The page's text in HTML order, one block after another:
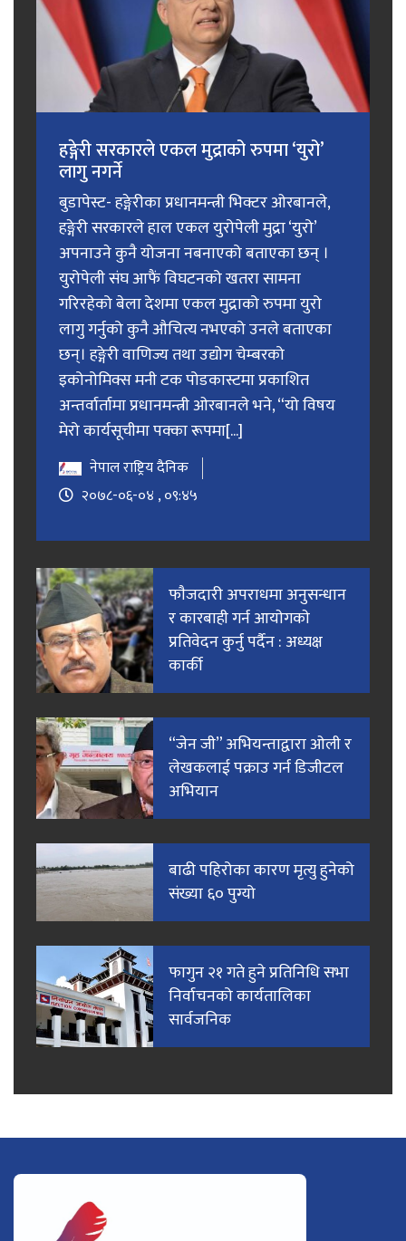
हङ्गेरी सरकारले एकल मुद्राको रुपमा ‘युरो’
लागु नगर्ने
बुडापेस्ट- हङ्गेरीका प्रधानमन्त्री भिक्टर ओरबानले,
हङ्गेरी सरकारले हाल एकल युरोपेली मुद्रा ‘युरो’
अपनाउने कुनै योजना नबनाएको बताएका छन् ।
युरोपेली संघ आफैं विघटनको खतरा सामना
गरिरहेको बेला देशमा एकल मुद्राको रुपमा युरो
लागु गर्नुको कुनै औचित्य नभएको उनले बताएका
छन्। हङ्गेरी वाणिज्य तथा उद्योग चेम्बरको
इकोनोमिक्स मनी टक पोडकास्टमा प्रकाशित
अन्तर्वार्तामा प्रधानमन्त्री ओरबानले भने, “यो विषय
मेरो कार्यसूचीमा पक्का रूपमा[...]
नेपाल राष्ट्रिय दैनिक
२०७८-०६-०४ , ०९:४५
फाैजदारी अपराधमा अनुसन्धान
र कारबाही गर्न आयाेगकाे
प्रतिवेदन कुर्नु पर्दैन : अध्यक्ष
कार्की
“जेन जी” अभियन्ताद्वारा ओली र
लेखकलाई पक्राउ गर्न डिजीटल
अभियान
बाढी पहिरोका कारण मृत्यु हुनेको
संख्या ६० पुग्यो
फागुन २१ गते हुने प्रतिनिधि सभा
निर्वाचनको कार्यतालिका
सार्वजनिक